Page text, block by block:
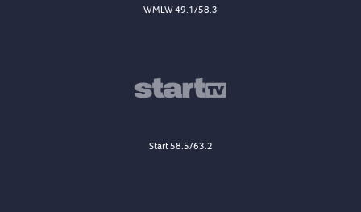
WMLW 49.1/58.3
Start 58.5/63.2